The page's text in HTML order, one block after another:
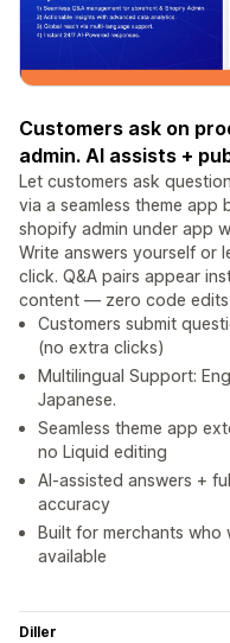
Customers ask on
admin. AI assists +
Let customers ask
via a seamless theme app
shopify admin under app
Write answers yourself or
click. Q&A pairs appear
content — zero code edits
Customers submit
(no extra clicks)
Multilingual Support:
Japanese.
Seamless theme app
no Liquid editing
AI-assisted answers +
accuracy
Built for merchants
available
Diller